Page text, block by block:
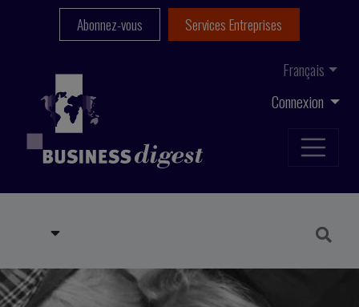
Connexion
Français
Abonnez-vous Services Entreprises